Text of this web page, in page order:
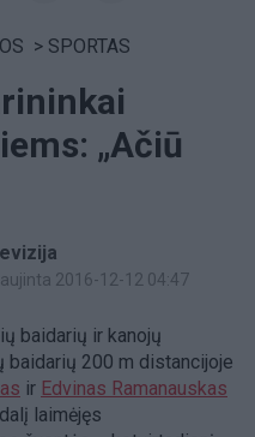
> SPORTAS
„Ačiū
2016-12-12 04:47
baidarių ir kanojų
baidarių 200 m distancijoje
ir Edvinas Ramanauskas
laimėjęs